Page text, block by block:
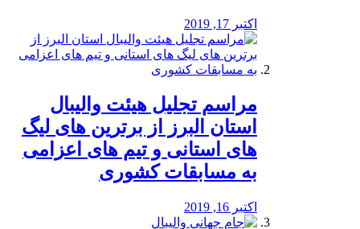
اکتبر 17, 2019
مراسم تجلیل هیئت والیبال
استان البرز از برترین های لیگ
های استانی و تیم های اعزامی
به مسابقات کشوری
اکتبر 16, 2019